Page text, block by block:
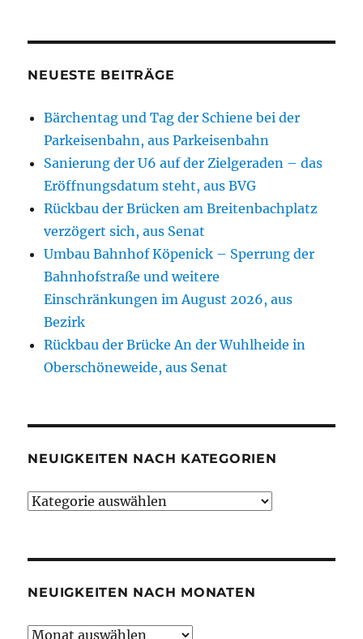
NEUESTE BEITRÄGE
Bärchentag und Tag der Schiene bei der
Parkeisenbahn, aus Parkeisenbahn
Sanierung der U6 auf der Zielgeraden – das
Eröffnungsdatum steht, aus BVG
Rückbau der Brücken am Breitenbachplatz
verzögert sich, aus Senat
Umbau Bahnhof Köpenick – Sperrung der
Bahnhofstraße und weitere
Einschränkungen im August 2026, aus
Bezirk
Rückbau der Brücke An der Wuhlheide in
Oberschöneweide, aus Senat
NEUIGKEITEN NACH KATEGORIEN
Neuigkeiten
NEUIGKEITEN NACH MONATEN
Neuigkeiten